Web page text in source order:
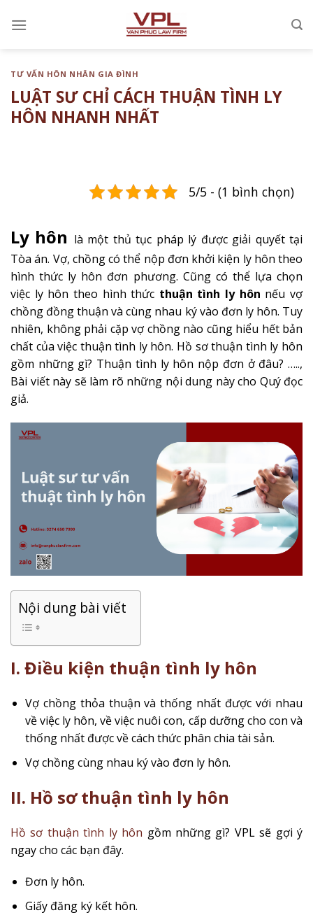
đến
TƯ VẤN HÔN NHÂN GIA ĐÌNH
LUẬT SƯ CHỈ CÁCH THUẬN TÌNH LY
HÔN NHANH NHẤT
5/5 - (1 bình chọn)
Ly hôn là một thủ tục pháp lý được giải quyết tại
Tòa án. Vợ, chồng có thể nộp đơn khởi kiện ly hôn theo
hình thức ly hôn đơn phương. Cũng có thể lựa chọn
việc ly hôn theo hình thức thuận tình ly hôn nếu vợ
chồng đồng thuận và cùng nhau ký vào đơn ly hôn. Tuy
nhiên, không phải cặp vợ chồng nào cũng hiểu hết bản
chất của việc thuận tình ly hôn. Hồ sơ thuận tình ly hôn
gồm những gì? Thuận tình ly hôn nộp đơn ở đâu? …..,
Bài viết này sẽ làm rõ những nội dung này cho Quý đọc
giả.
Nội dung bài viết
I. Điều kiện thuận tình ly hôn
Vợ chồng thỏa thuận và thống nhất được với nhau
về việc ly hôn, về việc nuôi con, cấp dưỡng cho con và
thống nhất được về cách thức phân chia tài sản.
Vợ chồng cùng nhau ký vào đơn ly hôn.
II. Hồ sơ thuận tình ly hôn
Hồ sơ thuận tình ly hôn gồm những gì? VPL sẽ gợi ý
ngay cho các bạn đây.
Đơn ly hôn.
Giấy đăng ký kết hôn.